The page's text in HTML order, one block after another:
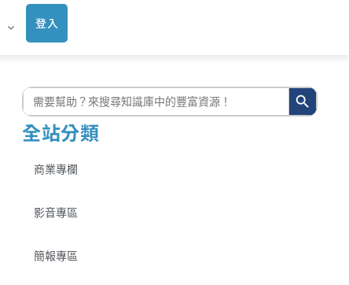
登入
搜
尋:
搜尋按鈕
全站分類
商業專欄
影音專區
簡報專區